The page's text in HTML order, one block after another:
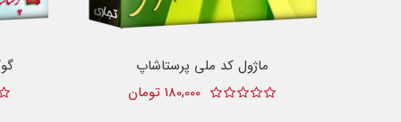
ماژول کد ملی پرستاشاپ
180,000 تومان